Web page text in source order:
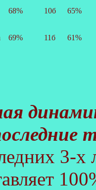
68% 10б 65%
69% 11б 61%
3-х